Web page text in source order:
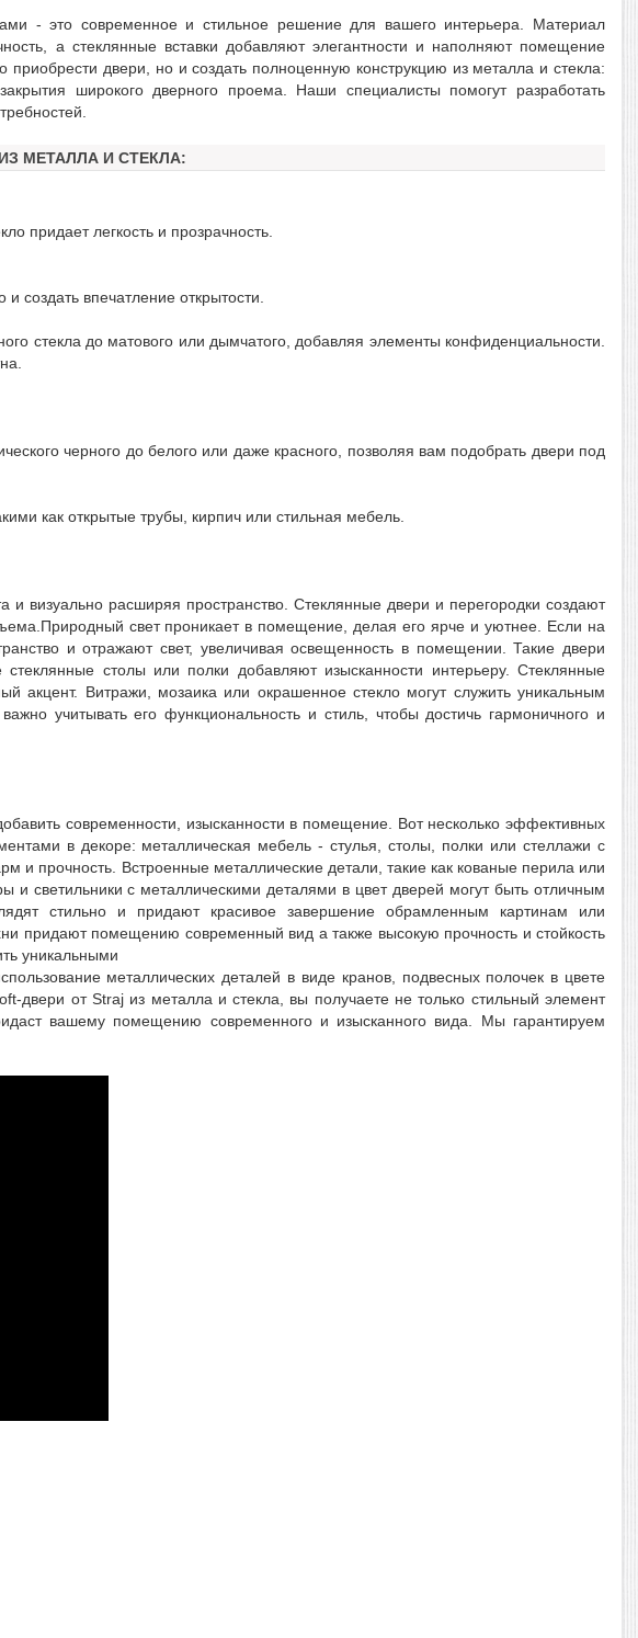
- это современное и стильное решение для вашего интерьера. Материал
а стеклянные вставки добавляют элегантности и наполняют помещение
двери, но и создать полноценную конструкцию из металла и стекла:
широкого дверного проема. Наши специалисты помогут разработать
МЕТАЛЛА И СТЕКЛА:
придает легкость и прозрачность.
создать впечатление открытости.
стекла до матового или дымчатого, добавляя элементы конфиденциальности.
черного до белого или даже красного, позволяя вам подобрать двери под
как открытые трубы, кирпич или стильная мебель.
визуально расширяя пространство. Стеклянные двери и перегородки создают
свет проникает в помещение, делая его ярче и уютнее. Если на
и отражают свет, увеличивая освещенность в помещении. Такие двери
столы или полки добавляют изысканности интерьеру. Стеклянные
Витражи, мозаика или окрашенное стекло могут служить уникальным
учитывать его функциональность и стиль, чтобы достичь гармоничного и
современности, изысканности в помещение. Вот несколько эффективных
в декоре: металлическая мебель - стулья, столы, полки или стеллажи с
и прочность. Встроенные металлические детали, такие как кованые перила или
и светильники с металлическими деталями в цвет дверей могут быть отличным
стильно и придают красивое завершение обрамленным картинам или
придают помещению современный вид а также высокую прочность и стойкость
уникальными
металлических деталей в виде кранов, подвесных полочек в цвете
от Straj из металла и стекла, вы получаете не только стильный элемент
вашему помещению современного и изысканного вида. Мы гарантируем